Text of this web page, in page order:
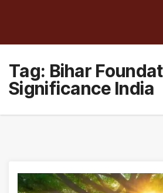
Tag: Bihar
Significance India